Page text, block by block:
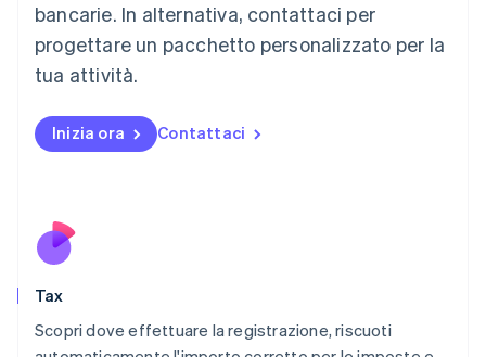
bancarie. In alternativa, contattaci per
progettare un pacchetto personalizzato per la
tua attività.
Inizia ora Contattaci
Tax
Scopri dove effettuare la registrazione, riscuoti
Français DeutschEnglish
Malaysia
English 简体中文
Malta
Messico
EspañolEnglish
English
Paesi Bassi
English
Portogallo